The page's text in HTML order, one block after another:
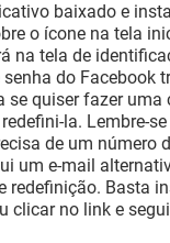
baixado e
o ícone na tela
na tela de
senha do Facebook
se quiser fazer uma
la. Lembre-
de um número
um e-mail
redefinição. Basta
clicar no link e